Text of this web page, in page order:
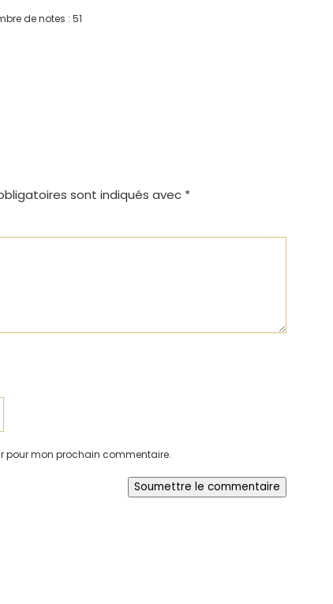
de notes :51
sont indiqués avec *
pour mon prochain commentaire.
Soumettre le commentaire